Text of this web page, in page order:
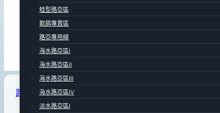
蛙型路亞區
軟餌專賣區
路亞專用線
海水路亞區Ⅰ
海水路亞區Ⅱ
海水路亞區Ⅲ
海水路亞區Ⅳ
淡水路亞區Ⅰ
路亞專用鉤